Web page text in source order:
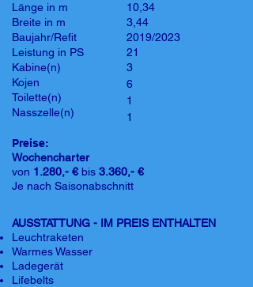
Länge in m
Breite in m
Baujahr/Refit
Leistung in PS
Kabine(n)
Kojen
Toilette(n)
Nasszelle(n)
10,34
3,44
2019/2023
21
3
6
1
1
Preise:
Wochencharter
von 1.280,- € bis 3.360,- €
Je nach Saisonabschnitt
AUSSTATTUNG - IM PREIS ENTHALTEN
Leuchtraketen
Warmes Wasser
Ladegerät
Lifebelts